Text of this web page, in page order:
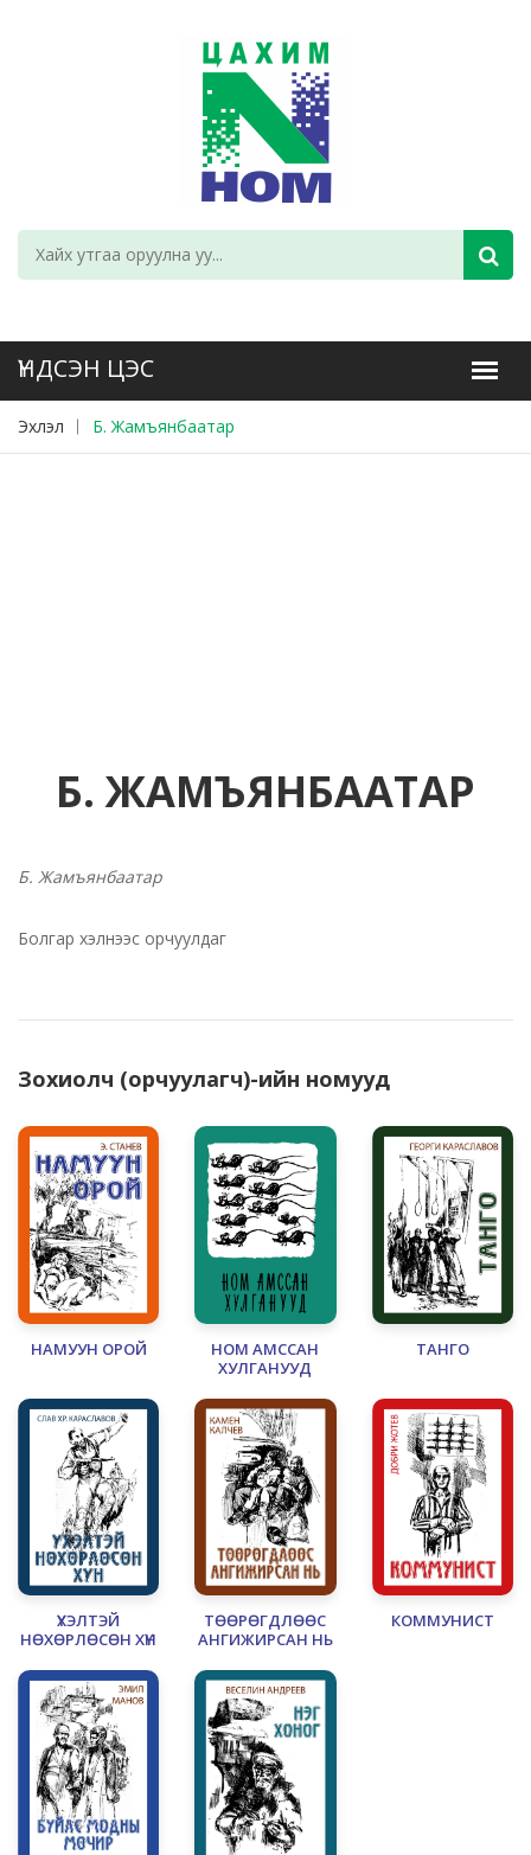
Эхлэл Б. Жамъянбаатар
Б. ЖАМЪЯНБААТАР
Б. Жамъянбаатар
Болгар хэлнээс орчуулдаг
Зохиолч (орчуулагч)-ийн номууд
НАМУУН ОРОЙ
НОМ АМССАН
ХУЛГАНУУД
ТАНГО
ҮХЭЛТЭЙ
НӨХӨРЛӨСӨН ХҮН
ТӨӨРӨГДЛӨӨС
АНГИЖИРСАН НЬ
КОММУНИСТ